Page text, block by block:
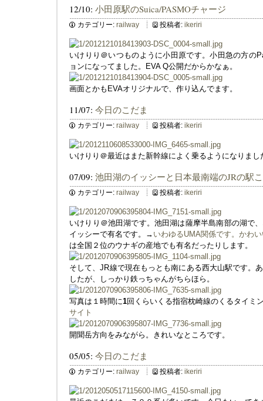
12/10: 小田原駅のSuica/PASMOチャージ
カテゴリー: railway 投稿者: ikeriri
いけりり＠いつものように小田原です。小田急の方の
ョンになってました。EVA Q公開だからかなぁ。
画面とかもEVAオリジナルで、作り込んでます。
11/07: 今日のこだま
カテゴリー: railway 投稿者: ikeriri
いけりり＠最近はまた新幹線によく乗るようになりま
07/09: 池田湖のイッシーと日本最南端のJRの駅
カテゴリー: railway 投稿者: ikeriri
いけりり＠池田湖です。池田湖は薩摩半島南部の湖で
イッシーで有名です。→ いわゆるUMA関係です。かわ
は全国２位のウナギの産地でも有名だったりします。
そして、JR線で現在もっとも南にある西大山駅です。
したが、しっかり鉄っちゃんがちらほら。
写真は１時間に1回くらいくる指宿枕崎線のくるタイミ
サイト
開聞岳方向をみながら。きれいなところです。
05/05: 今日のこだま
カテゴリー: railway 投稿者: ikeriri